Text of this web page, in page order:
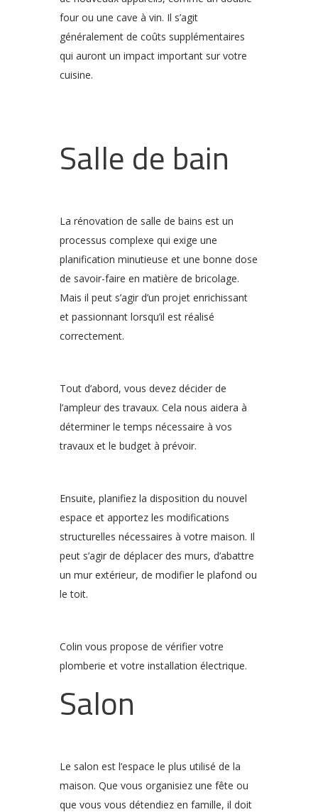
four ou une cave à vin. Il s’agit
généralement de coûts supplémentaires
qui auront un impact important sur votre
cuisine.
Salle de bain
La rénovation de salle de bains est un
processus complexe qui exige une
planification minutieuse et une bonne dose
de savoir-faire en matière de bricolage.
Mais il peut s’agir d’un projet enrichissant
et passionnant lorsqu’il est réalisé
correctement.
Tout d’abord, vous devez décider de
l’ampleur des travaux. Cela nous aidera à
déterminer le temps nécessaire à vos
travaux et le budget à prévoir.
Ensuite, planifiez la disposition du nouvel
espace et apportez les modifications
structurelles nécessaires à votre maison. Il
peut s’agir de déplacer des murs, d’abattre
un mur extérieur, de modifier le plafond ou
le toit.
Colin vous propose de vérifier votre
plomberie et votre installation électrique.
Salon
Le salon est l’espace le plus utilisé de la
maison. Que vous organisiez une fête ou
que vous vous détendiez en famille, il doit